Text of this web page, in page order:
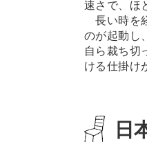
速さで、ほ
長い時を
のが起動し
自ら裁ち切
ける仕掛け
日